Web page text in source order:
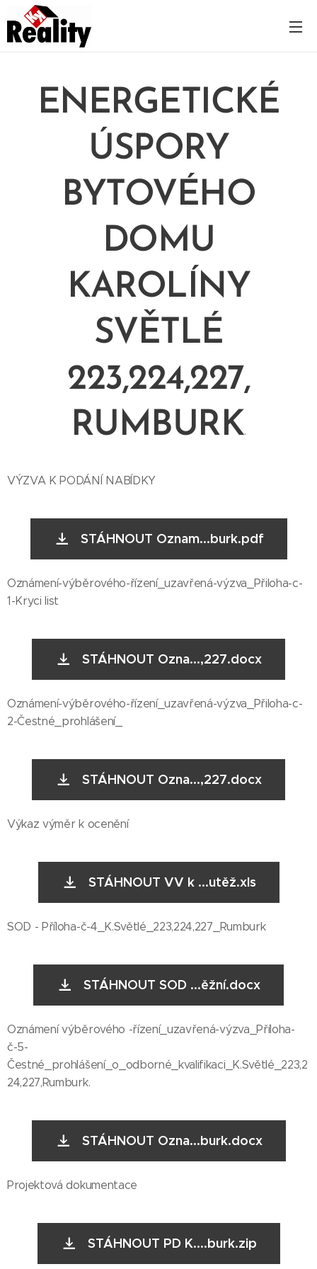
ENERGETICKÉ
ÚSPORY
BYTOVÉHO
DOMU
KAROLÍNY
SVĚTLÉ
223,224,227,
RUMBURK.
VÝZVA K PODÁNÍ NABÍDKY
STÁHNOUT Oznam...burk.pdf
Oznámení-výběrového-řízení_uzavřená-výzva_Přiloha-c-
1-Kryci list
STÁHNOUT Ozna...,227.docx
Oznámení-výběrového-řízení_uzavřená-výzva_Přiloha-c-
2-Čestné_prohlášení_
STÁHNOUT Ozna...,227.docx
Výkaz výměr k ocenění
STÁHNOUT VV k ...utěž.xls
SOD - Příloha-č-4_K.Světlé_223,224,227_Rumburk
STÁHNOUT SOD ...ěžní.docx
Oznámení výběrového -řízení_uzavřená-výzva_Příloha-
č-5-
Čestné_prohlášení_o_odborné_kvalifikaci_K.Světlé_223,2
24,227,Rumburk.
STÁHNOUT Ozna...burk.docx
Projektová dokumentace
STÁHNOUT PD K....burk.zip